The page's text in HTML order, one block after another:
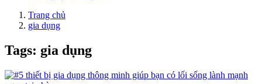
Trang chủ
gia dụng
Tags: gia dụng